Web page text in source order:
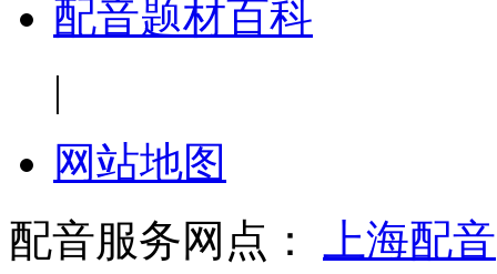
配音题材百科
|
网站地图
配音服务网点：
上海配音